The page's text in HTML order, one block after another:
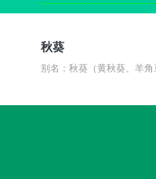
秋葵
别名：秋葵（黄秋葵、羊